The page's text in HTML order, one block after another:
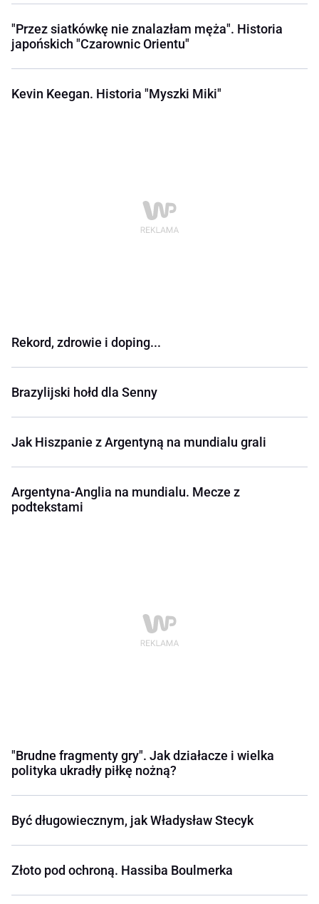
"Przez siatkówkę nie znalazłam męża". Historia
japońskich "Czarownic Orientu"
Kevin Keegan. Historia "Myszki Miki"
Rekord, zdrowie i doping...
Brazylijski hołd dla Senny
Jak Hiszpanie z Argentyną na mundialu grali
Argentyna-Anglia na mundialu. Mecze z
podtekstami
"Brudne fragmenty gry". Jak działacze i wielka
polityka ukradły piłkę nożną?
Być długowiecznym, jak Władysław Stecyk
Złoto pod ochroną. Hassiba Boulmerka